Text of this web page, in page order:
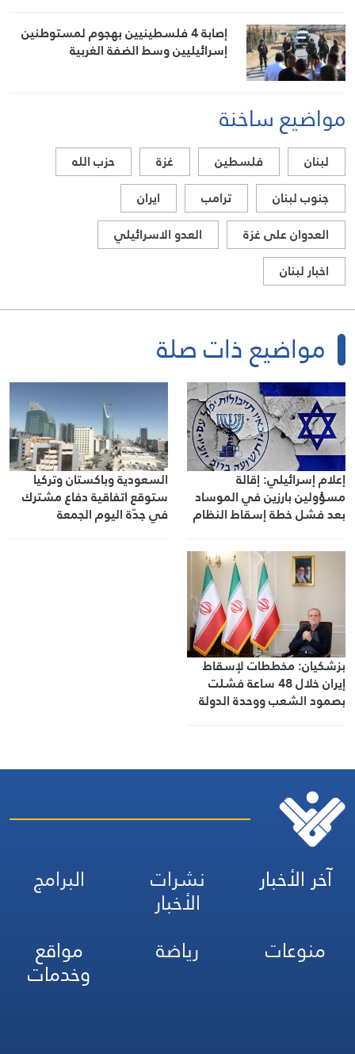
إصابة 4 فلسطينيين بهجوم لمستوطنين
إسرائيليين وسط الضفة الغربية
مواضيع ساخنة
لبنان فلسطين غزة
حزب الله
جنوب لبنان
ترامب
ايران
العدوان على غزة
العدو الاسرائيلي
اخبار لبنان
مواضيع ذات صلة
إعلام إسرائيلي: إقالة
مسؤولين بارزين في الموساد
بعد فشل خطة إسقاط النظام
السعودية وباكستان وتركيا
ستوقع اتفاقية دفاع مشترك
في جدّة اليوم الجمعة
بزشكيان: مخططات لإسقاط
إيران خلال 48 ساعة فشلت
بصمود الشعب ووحدة الدولة
آخر الأخبار نشرات
الأخبار
البرامج
منوعات
رياضة مواقع
وخدمات